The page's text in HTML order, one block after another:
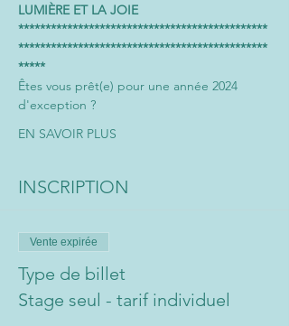
LUMIÈRE ET LA JOIE
**********************************************
**********************************************
*****
Êtes vous prêt(e) pour une année 2024
d'exception ?
EN SAVOIR PLUS
INSCRIPTION
Vente expirée
Type de billet
Stage seul - tarif individuel